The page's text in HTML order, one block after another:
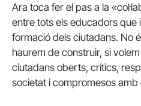
Ara toca fer el pas a la
entre tots els educadors
formació dels ciutadans. No
haurem de construir, si
ciutadans oberts, crítics,
societat i compromesos amb